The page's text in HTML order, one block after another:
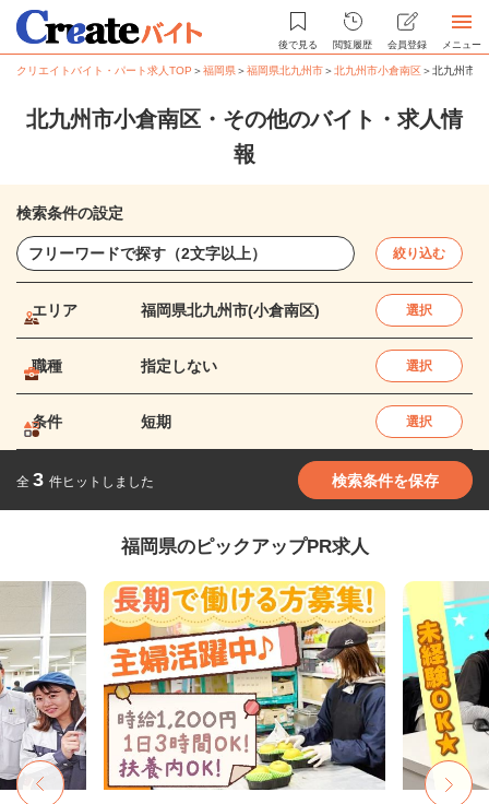
後で見る 閲覧履歴 会員登録 メニュー
クリエイトバイト・パート求人TOP ＞福岡県＞福岡県北九州市＞北九州市小倉南区＞北九州市
北九州市小倉南区・その他のバイト・求人情
報
検索条件の設定
絞り込む
エリア 福岡県北九州市(小倉南区) 選択
職種 指定しない 選択
条件 短期 選択
全 3 件ヒットしました 検索条件を保存
福岡県のピックアップPR求人